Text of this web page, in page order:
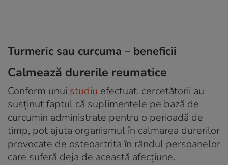
Turmeric sau curcuma – beneficii
Calmează durerile reumatice
Conform unui studiu efectuat, cercetătorii au
susținut faptul că suplimentele pe bază de
curcumin administrate pentru o perioadă de
timp, pot ajuta organismul în calmarea durerilor
provocate de osteoartrita în rândul persoanelor
care suferă deja de această afecțiune.